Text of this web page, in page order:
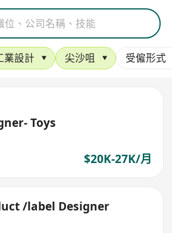
業設計 尖沙咀 受僱形式
Toys
$20K-27K/月
/label Designer